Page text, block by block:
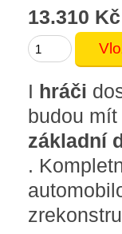
13.310 Kč
I hráči
budou
základní
.